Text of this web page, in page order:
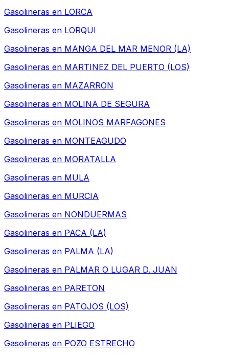
Gasolineras en LORCA
Gasolineras en LORQUI
Gasolineras en MANGA DEL MAR MENOR (LA)
Gasolineras en MARTINEZ DEL PUERTO (LOS)
Gasolineras en MAZARRON
Gasolineras en MOLINA DE SEGURA
Gasolineras en MOLINOS MARFAGONES
Gasolineras en MONTEAGUDO
Gasolineras en MORATALLA
Gasolineras en MULA
Gasolineras en MURCIA
Gasolineras en NONDUERMAS
Gasolineras en PACA (LA)
Gasolineras en PALMA (LA)
Gasolineras en PALMAR O LUGAR D. JUAN
Gasolineras en PARETON
Gasolineras en PATOJOS (LOS)
Gasolineras en PLIEGO
Gasolineras en POZO ESTRECHO